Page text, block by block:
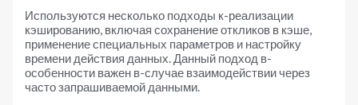
Используются несколько подходы к-реализации
кэшированию, включая сохранение откликов в кэше,
применение специальных параметров и настройку
времени действия данных. Данный подход в-
особенности важен в-случае взаимодействии через
часто запрашиваемой данными.